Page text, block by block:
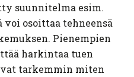
suunnitelma esim.
osoittaa tehneensä
Pienempien
harkintaa tuen
tarkemmin miten